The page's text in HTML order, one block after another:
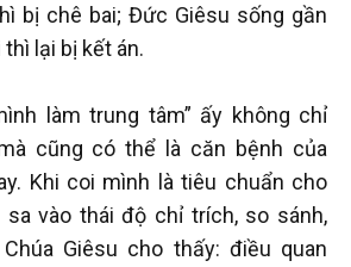
bị chê bai; Đức Giêsu sống gần
lại bị kết án.
làm trung tâm” ấy không chỉ
cũng có thể là căn bệnh của
Khi coi mình là tiêu chuẩn cho
sa vào thái độ chỉ trích, so sánh,
Giêsu cho thấy: điều quan